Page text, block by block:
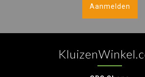
Aanmelden